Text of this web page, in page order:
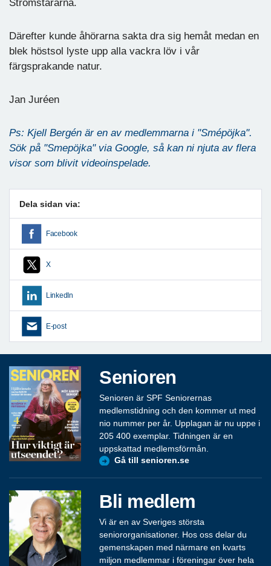
Strömstararna.
Därefter kunde åhörarna sakta dra sig hemåt medan en
blek höstsol lyste upp alla vackra löv i vår
färgsprakande natur.
Jan Juréen
Ps: Kjell Bergén är en av medlemmarna i "Smépöjka".
Sök på "Smepöjka" via Google, så kan ni njuta av flera
visor som blivit videoinspelade.
Dela sidan via:
Facebook
X
LinkedIn
E-post
Senioren
Senioren är SPF Seniorernas
medlemstidning och den kommer ut med
nio nummer per år. Upplagan är nu uppe i
205 400 exemplar. Tidningen är en
uppskattad medlemsförmån.
Gå till senioren.se
Bli medlem
Vi är en av Sveriges största
seniororganisationer. Hos oss delar du
gemenskapen med närmare en kvarts
miljon medlemmar i föreningar över hela